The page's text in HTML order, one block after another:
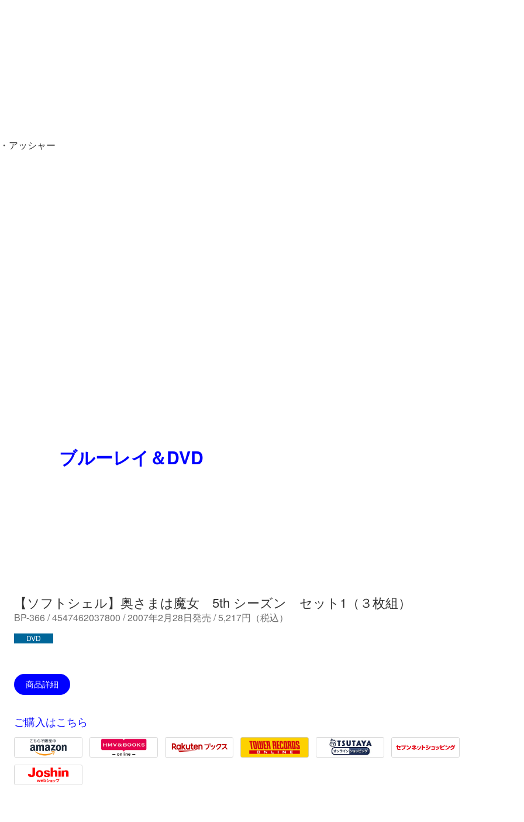
アッシャー
ブルーレイ＆DVD
【ソフトシェル】奥さまは魔女 5th シーズン セット1（３枚組）
BP-366 / 4547462037800 / 2007年2月28日発売 / 5,217円（税込）
DVD
商品詳細
ご購入はこちら
Amazon HMV Rakuten Tower Records Tsutaya 7net
Joshin